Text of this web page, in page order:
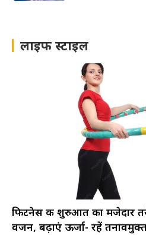
लाइफ स्टाइल
फिटनेस की शुरुआत का मजेदार
वजन, बढ़ाएं ऊर्जा- रहें